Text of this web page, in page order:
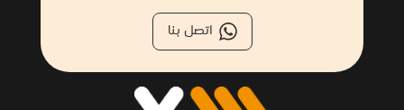
اتصل بنا